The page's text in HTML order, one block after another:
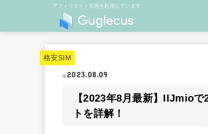
アフィリエイト広告を利用しています
格安SIM
2023.08.09
【2023年8月最新】IIJmio
トを詳解！